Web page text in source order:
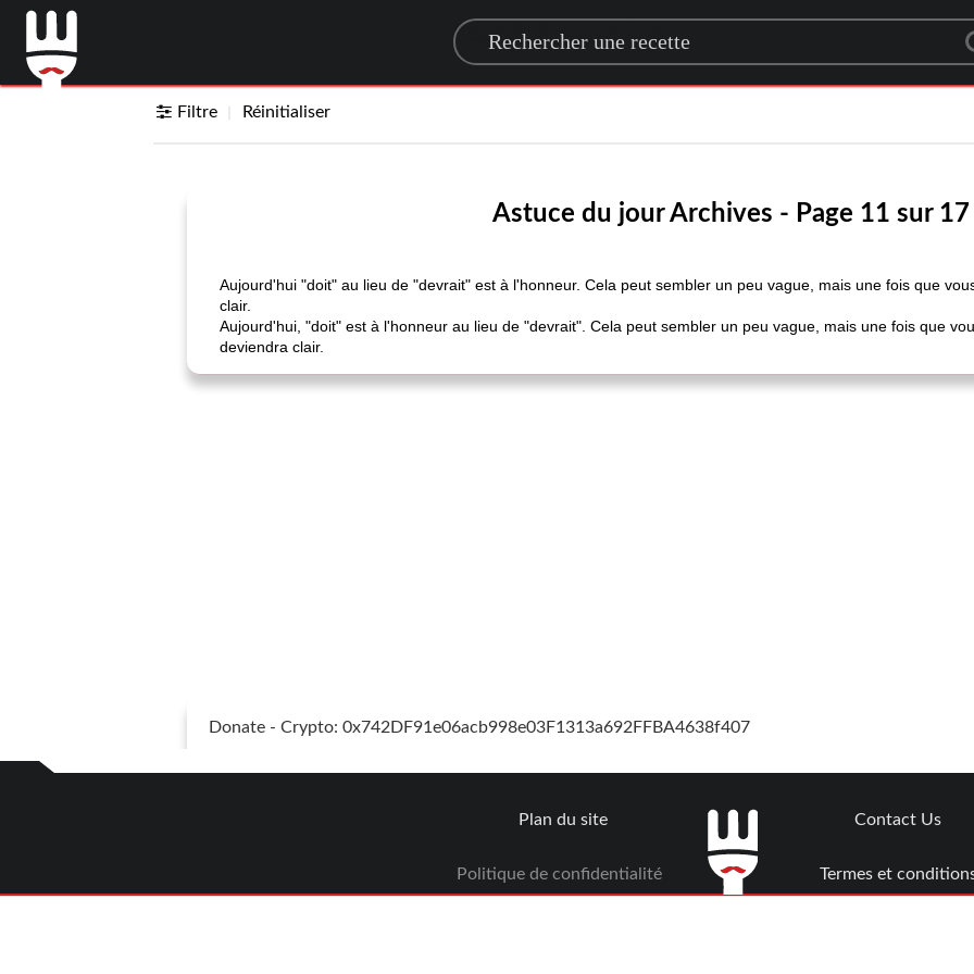
Search for a recipe
Filtre Réinitialiser
Astuce du jour Archives - Page 11 sur 17
Aujourd'hui "doit" au lieu de "devrait" est à l'honneur. Cela peut sembler un peu vague, mais une fois que
clair.
Aujourd'hui, "doit" est à l'honneur au lieu de "devrait". Cela peut sembler un peu vague, mais une fois que
deviendra clair.
Donate - Crypto: 0x742DF91e06acb998e03F1313a692FFBA4638f407
Plan du site
Politique de confidentialité
Contact Us
Termes et